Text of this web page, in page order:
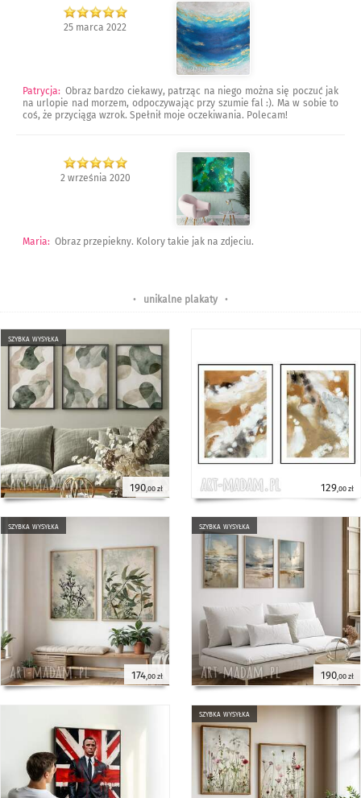
25 marca 2022
Patrycja: Obraz bardzo ciekawy, patrząc na niego można się poczuć jak
na urlopie nad morzem, odpoczywając przy szumie fal :). Ma w sobie to
coś, że przyciąga wzrok. Spełnił moje oczekiwania. Polecam!
2 września 2020
Maria: Obraz przepiekny. Kolory takie jak na zdjeciu.
• unikalne plakaty •
szybka wysyłka
190,00 zł 129,00 zł
szybka wysyłka
174,00 zł
szybka wysyłka
190,00 zł
szybka wysyłka